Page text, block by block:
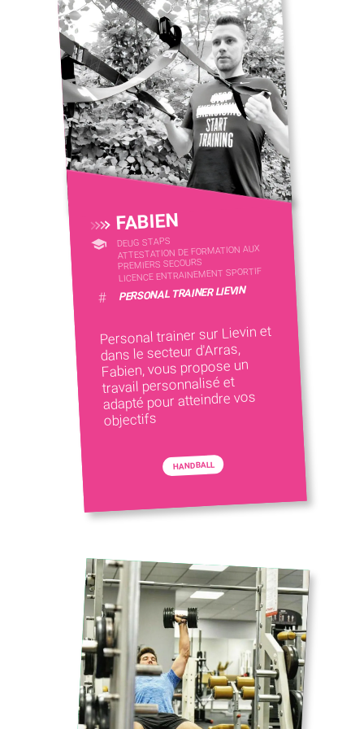
FABIEN
DEUG STAPS
ATTESTATION DE FORMATION AUX
PREMIERS SECOURS
LICENCE ENTRAINEMENT SPORTIF
# PERSONAL TRAINER LIEVIN
Personal trainer sur Lievin et
dans le secteur d'Arras,
Fabien, vous propose un
travail personnalisé et
adapté pour atteindre vos
objectifs
HANDBALL